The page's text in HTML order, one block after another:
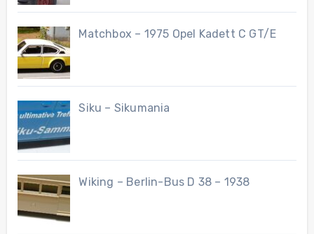
Matchbox – 1975 Opel Kadett C GT/E
Siku – Sikumania
Wiking – Berlin-Bus D 38 – 1938